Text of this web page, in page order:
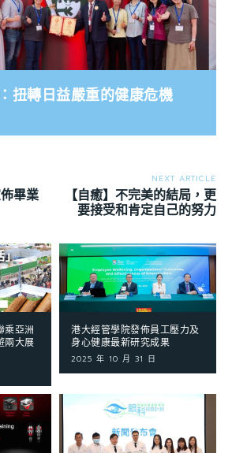
扭轉日益嚴重的健康危機
畢業
NEXT ARTICLE
【自癒】不完美的結局，更
要接受和肯定自己的努力
乘亞洲
兩大展
港大經管學院發佈員工壓力及
身心健康最新研究成果
2025 年 10 月 31 日